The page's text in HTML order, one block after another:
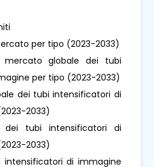
per tipo (2023-2033)
mercato globale dei tubi
per tipo (2023-2033)
dei tubi intensificatori di
2033)
dei tubi intensificatori di
2033)
intensificatori di immagine